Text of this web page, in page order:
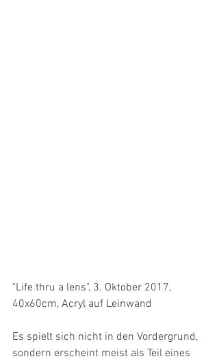
"Life thru a lens", 3. Oktober 2017,
40x60cm, Acryl auf Leinwand
Es spielt sich nicht in den Vordergrund,
sondern erscheint meist als Teil eines